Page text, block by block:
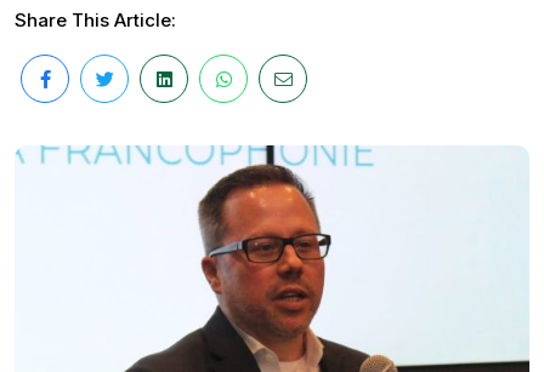
Share This Article: